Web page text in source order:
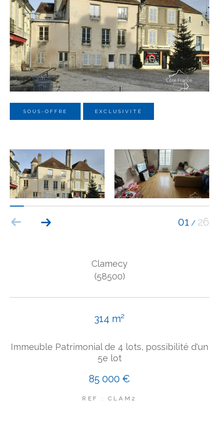
SOUS-OFFRE EXCLUSIVITÉ
01 / 26
Clamecy
(58500)
314 m²
Immeuble Patrimonial de 4 lots, possibilité d'un
5e lot
85 000 €
REF : CLAM2
Budget
Budget
Surface
Surface
Pièces
Référence
AFFINER LES CRITÈRES
TERRASSE PARKING PISCINE